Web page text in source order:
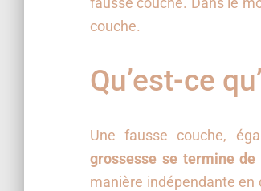
couche.
Qu’est-ce
Une fausse couche,
grossesse se termine
manière indépendante en